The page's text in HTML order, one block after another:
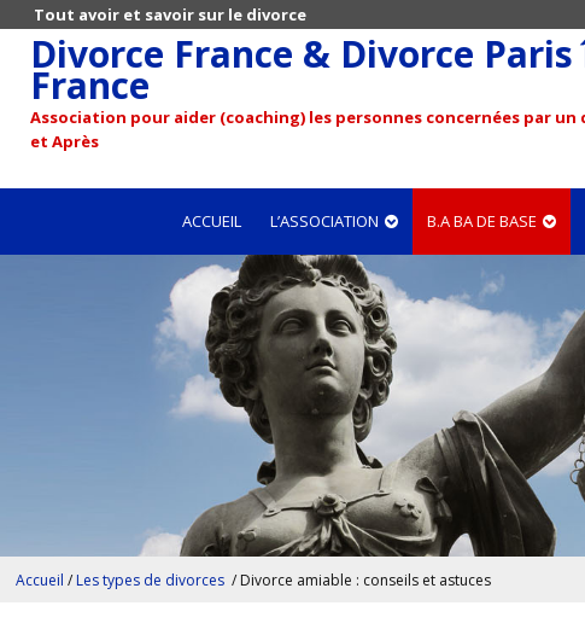
Tout avoir et savoir sur le divorce
Divorce France & Divorce Paris
France
Association pour aider (coaching) les personnes concernées par un
et Après
ACCUEIL L’ASSOCIATION B.A BA DE BASE
Accueil / Les types de divorces / Divorce amiable : conseils et astuces